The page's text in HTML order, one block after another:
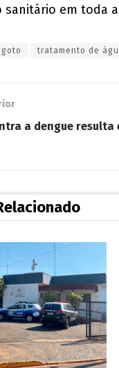
em toda
tratamento de
a dengue resulta